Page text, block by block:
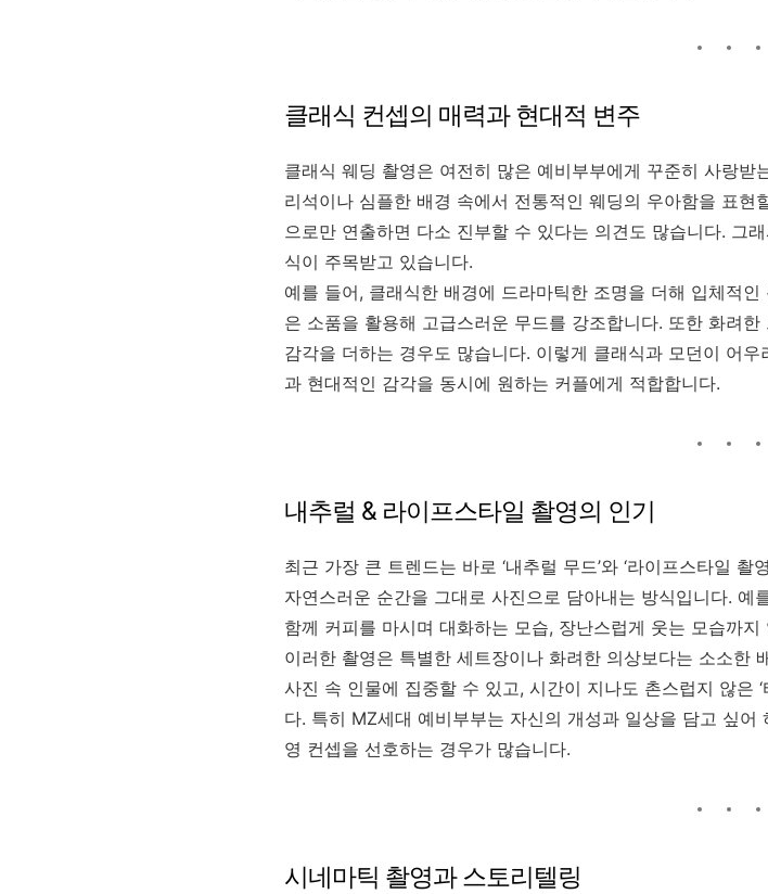
클래식 컨셉의 매력과 현대적 변주
클래식 웨딩 촬영은 여전히 많은 예비부부에게 꾸준히 사랑
리석이나 심플한 배경 속에서 전통적인 웨딩의 우아함을 표
으로만 연출하면 다소 진부할 수 있다는 의견도 많습니다. 그
식이 주목받고 있습니다.
예를 들어, 클래식한 배경에 드라마틱한 조명을 더해 입체적
은 소품을 활용해 고급스러운 무드를 강조합니다. 또한 화려
감각을 더하는 경우도 많습니다. 이렇게 클래식과 모던이 어
과 현대적인 감각을 동시에 원하는 커플에게 적합합니다.
내추럴 & 라이프스타일 촬영의 인기
최근 가장 큰 트렌드는 바로 ‘내추럴 무드’와 ‘라이프스타일
자연스러운 순간을 그대로 사진으로 담아내는 방식입니다.
함께 커피를 마시며 대화하는 모습, 장난스럽게 웃는 모습까
이러한 촬영은 특별한 세트장이나 화려한 의상보다는 소소한
사진 속 인물에 집중할 수 있고, 시간이 지나도 촌스럽지 않은
다. 특히 MZ세대 예비부부는 자신의 개성과 일상을 담고 싶
영 컨셉을 선호하는 경우가 많습니다.
시네마틱 촬영과 스토리텔링